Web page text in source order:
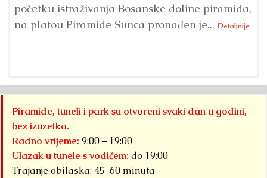
početku istraživanja Bosanske doline piramida,
na platou Piramide Sunca pronađen je... Detaljnije
Piramide, tuneli i park su otvoreni svaki dan u godini,
bez izuzetka.
Radno vrijeme: 9:00 – 19:00
Ulazak u tunele s vodičem: do 19:00
Trajanje obilaska: 45–60 minuta